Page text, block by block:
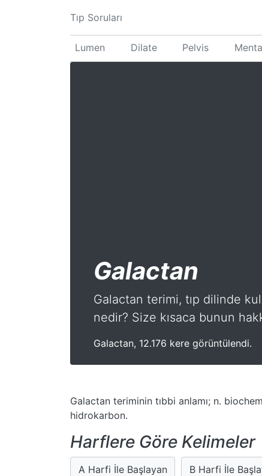
Tıp Soruları
Lumen Dilate Pelvis
Galactan
Galactan terimi, tıp dilinde
nedir? Size kısaca bunun
Galactan, 12.176 kere görüntülendi.
Galactan teriminin tıbbi anlamı; n.
hidrokarbon.
Harflere Göre Kelimeler
A Harfi İle Başlayan
B Harfi İle